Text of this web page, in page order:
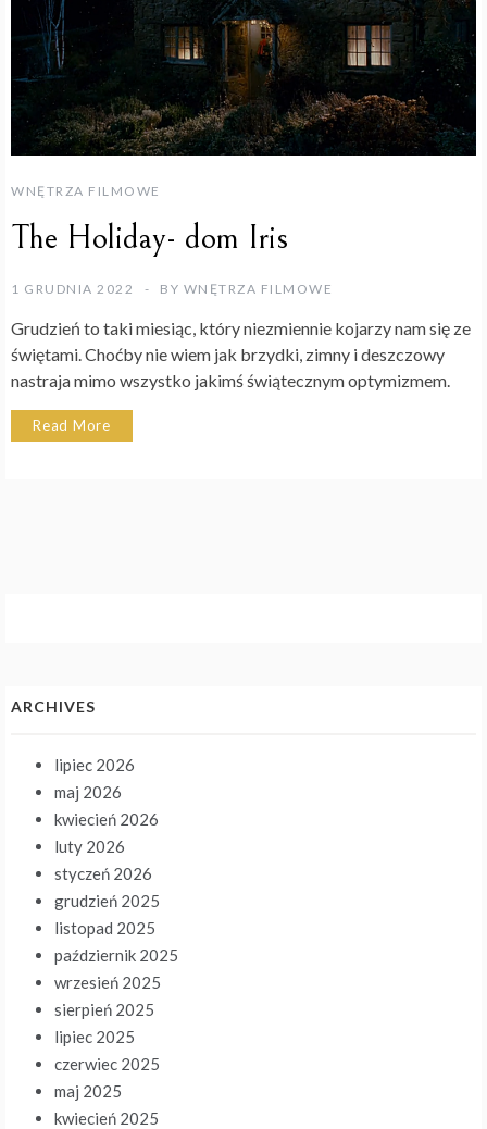
WNĘTRZA FILMOWE
The Holiday- dom Iris
1 GRUDNIA 2022 BY WNĘTRZA FILMOWE
Grudzień to taki miesiąc, który niezmiennie kojarzy nam się ze
świętami. Choćby nie wiem jak brzydki, zimny i deszczowy
nastraja mimo wszystko jakimś świątecznym optymizmem.
Read More
ARCHIVES
lipiec 2026
maj 2026
kwiecień 2026
luty 2026
styczeń 2026
grudzień 2025
listopad 2025
październik 2025
wrzesień 2025
sierpień 2025
lipiec 2025
czerwiec 2025
maj 2025
kwiecień 2025